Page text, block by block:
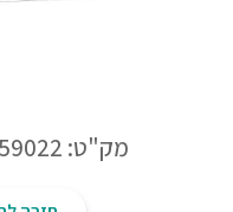
מק"ט: 8595602559022